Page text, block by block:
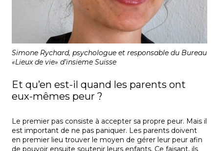
Simone Rychard, psychologue et responsable du Bureau
«Lieux de vie» d’insieme Suisse
Et qu’en est-il quand les parents ont
eux-mêmes peur ?
Le premier pas consiste à accepter sa propre peur. Mais il
est important de ne pas paniquer. Les parents doivent
en premier lieu trouver le moyen de gérer leur peur afin
de pouvoir ensuite soutenir leurs enfants. Ce faisant, ils